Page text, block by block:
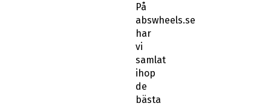
På
abswheels.se
har
vi
samlat
ihop
de
bästa